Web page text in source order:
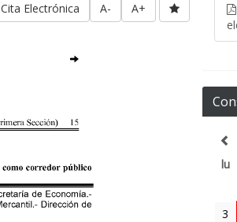
A+
A-
Cita Electrónica
lu
3